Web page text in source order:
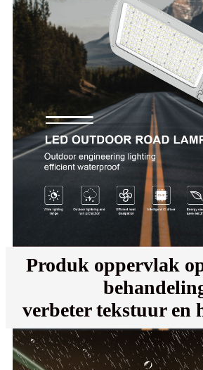
Produk oppervlak
verbeter tekstuur en